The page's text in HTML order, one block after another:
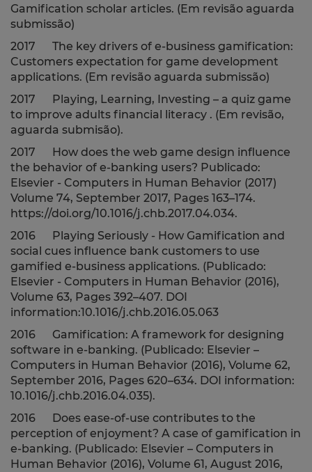
Gamification scholar articles. (Em revisão aguarda
submissão)
2017 The key drivers of e-business gamification:
Customers expectation for game development
applications. (Em revisão aguarda submissão)
2017 Playing, Learning, Investing – a quiz game
to improve adults financial literacy . (Em revisão,
aguarda submisão).
2017 How does the web game design influence
the behavior of e-banking users? Publicado:
Elsevier - Computers in Human Behavior (2017)
Volume 74, September 2017, Pages 163–174.
https://doi.org/10.1016/j.chb.2017.04.034.
2016 Playing Seriously - How Gamification and
social cues influence bank customers to use
gamified e-business applications. (Publicado:
Elsevier - Computers in Human Behavior (2016),
Volume 63, Pages 392–407. DOI
information:10.1016/j.chb.2016.05.063
2016 Gamification: A framework for designing
software in e-banking. (Publicado: Elsevier –
Computers in Human Behavior (2016), Volume 62,
September 2016, Pages 620–634. DOI information:
10.1016/j.chb.2016.04.035).
2016 Does ease-of-use contributes to the
perception of enjoyment? A case of gamification in
e-banking. (Publicado: Elsevier – Computers in
Human Behavior (2016), Volume 61, August 2016,